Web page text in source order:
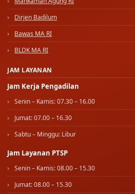
Dirjen Badilum
Bawas MA RI
BLDK MA RI
Jam Kerja Pengadilan
Senin – Kamis: 07.30 – 16.00
Jumat: 07.00 – 16.30
Sabtu – Minggu: Libur
Jam Layanan PTSP
Senin – Kamis: 08.00 – 15.30
Jumat: 08.00 – 15.30
Sabtu – Minggu: Libur